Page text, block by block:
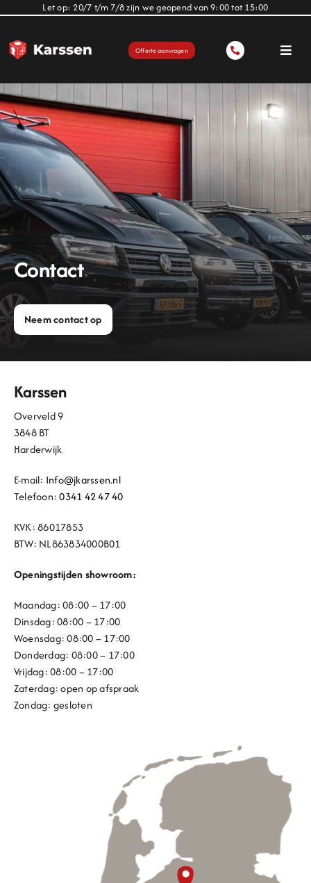
inhoud
Let op: 20/7 t/m 7/8 zijn we geopend van 9:00 tot 15:00
Offerte aanvragen
Deuren
Zonwering
Terrasoverkapping
Over ons
Projecten
Contact
Neem contact op
Karssen
Overveld 9
3848 BT
Harderwijk
E-mail: Info@jkarssen.nl
Telefoon:0341 42 47 40
KVK: 86017853
BTW: NL863834000B01
Openingstijden showroom:
Maandag: 08:00 – 17:00
Dinsdag: 08:00 – 17:00
Woensdag: 08:00 – 17:00
Donderdag: 08:00 – 17:00
Vrijdag: 08:00 – 17:00
Zaterdag: open op afspraak
Zondag: gesloten